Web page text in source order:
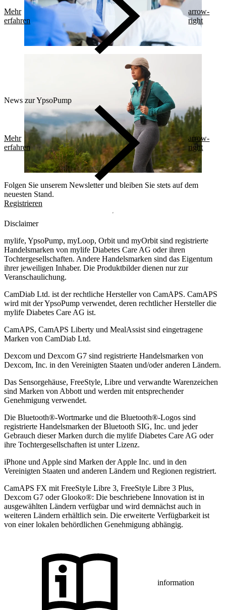
Mehr
erfahren
arrow-
right
News zur YpsoPump
Mehr
erfahren
arrow-
right
Folgen Sie unserem Newsletter und bleiben Sie stets auf dem
neuesten Stand.
Registrieren
Disclaimer
mylife, YpsoPump, myLoop, Orbit und myOrbit sind registrierte
Handelsmarken von mylife Diabetes Care AG oder ihren
Tochtergesellschaften. Andere Handelsmarken sind das Eigentum
ihrer jeweiligen Inhaber. Die Produktbilder dienen nur zur
Veranschaulichung.
CamDiab Ltd. ist der rechtliche Hersteller von CamAPS. CamAPS
wird mit der YpsoPump verwendet, deren rechtlicher Hersteller die
mylife Diabetes Care AG ist.
CamAPS, CamAPS Liberty und MealAssist sind eingetragene
Marken von CamDiab Ltd.
Dexcom und Dexcom G7 sind registrierte Handelsmarken von
Dexcom, Inc. in den Vereinigten Staaten und/oder anderen Ländern.
Das Sensorgehäuse, FreeStyle, Libre und verwandte Warenzeichen
sind Marken von Abbott und werden mit entsprechender
Genehmigung verwendet.
Die Bluetooth®-Wortmarke und die Bluetooth®-Logos sind
registrierte Handelsmarken der Bluetooth SIG, Inc. und jeder
Gebrauch dieser Marken durch die mylife Diabetes Care AG oder
ihre Tochtergesellschaften ist unter Lizenz.
iPhone und Apple sind Marken der Apple Inc. und in den
Vereinigten Staaten und anderen Ländern und Regionen registriert.
CamAPS FX mit FreeStyle Libre 3, FreeStyle Libre 3 Plus,
Dexcom G7 oder Glooko®: Die beschriebene Innovation ist in
ausgewählten Ländern verfügbar und wird demnächst auch in
weiteren Ländern erhältlich sein. Die erweiterte Verfügbarkeit ist
von einer lokalen behördlichen Genehmigung abhängig.
information